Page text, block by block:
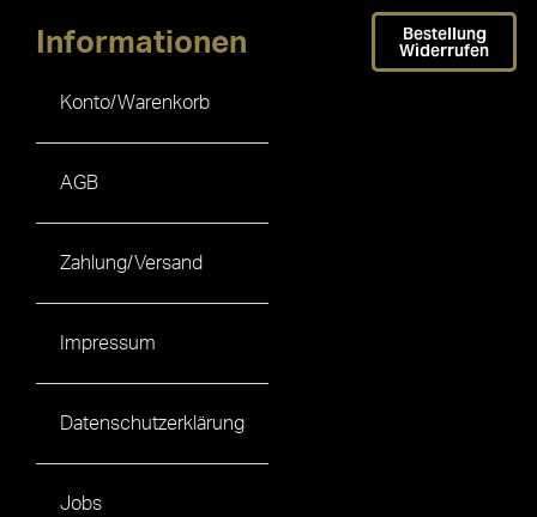
Informationen
Konto/Warenkorb
AGB
Zahlung/Versand
Impressum
Datenschutzerklärung
Jobs
Bestellung
Widerrufen